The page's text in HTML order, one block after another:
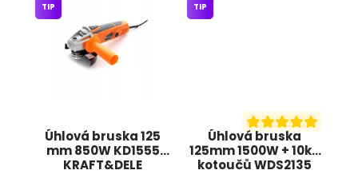
Úhlová bruska 125
mm 850W KD1555
KRAFT&DELE
TIP
Úhlová bruska
125mm 1500W + 10ks
kotoučů WDS2135
TIP